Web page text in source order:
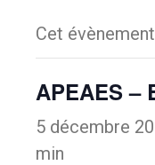
Cet
APEAES –
5 décembre
min